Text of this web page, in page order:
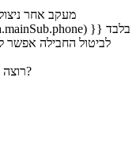
מעקב אחר
יתאפשר למנוי {{ formatPhone(sharedData.mainSub.phone) }} בלבד
לביטול החבילה אפשר
רוצה גם חבילות חו"ל במחיר מיוחד למנויים נוספים?